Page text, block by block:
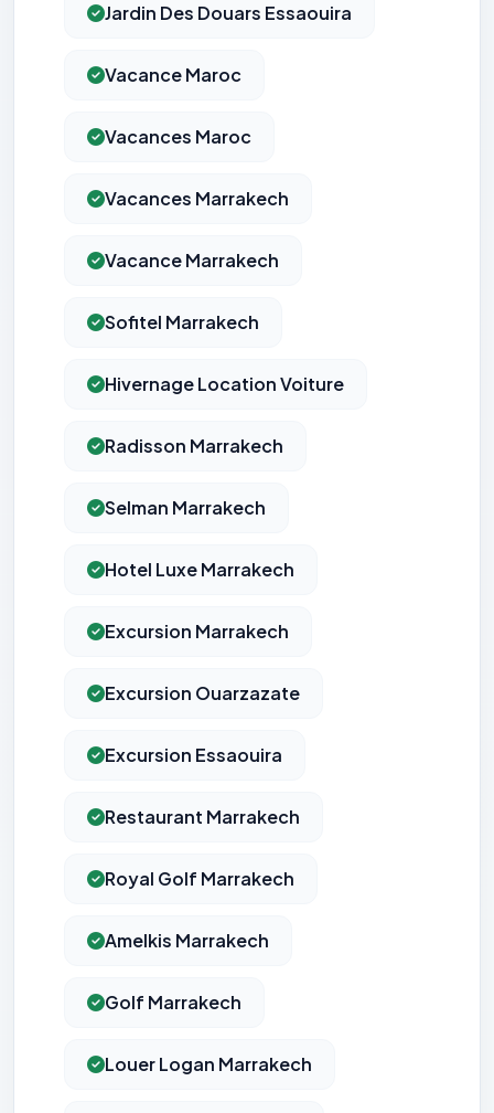
Jardin Des Douars Essaouira
Vacance Maroc
Vacances Maroc
Vacances Marrakech
Vacance Marrakech
Sofitel Marrakech
Hivernage Location Voiture
Radisson Marrakech
Selman Marrakech
Hotel Luxe Marrakech
Excursion Marrakech
Excursion Ouarzazate
Excursion Essaouira
Restaurant Marrakech
Royal Golf Marrakech
Amelkis Marrakech
Golf Marrakech
Louer Logan Marrakech